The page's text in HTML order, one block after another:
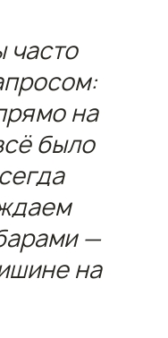
часто
на
было
—
на